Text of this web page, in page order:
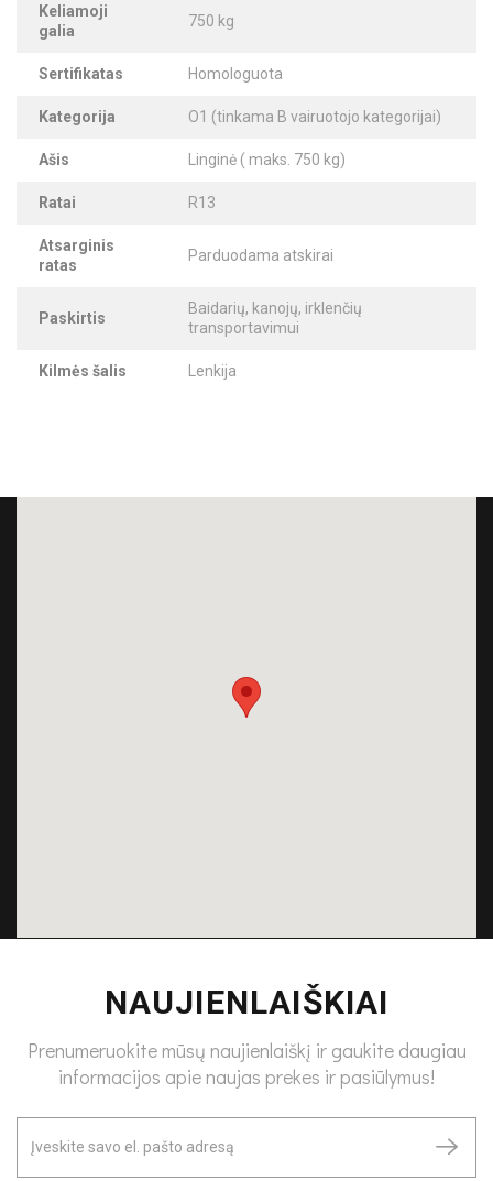
Keliamoji
galia
750 kg
Sertifikatas Homologuota
Kategorija O1 (tinkama B vairuotojo kategorijai)
Ašis Linginė ( maks. 750 kg)
Ratai R13
Atsarginis
ratas
Parduodama atskirai
Paskirtis
Baidarių, kanojų, irklenčių
transportavimui
Kilmės šalis Lenkija
NAUJIENLAIŠKIAI
Prenumeruokite mūsų naujienlaiškį ir gaukite daugiau
informacijos apie naujas prekes ir pasiūlymus!